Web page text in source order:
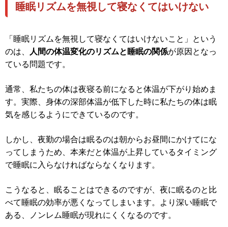
睡眠リズムを無視して寝なくてはいけない
「睡眠リズムを無視して寝なくてはいけないこと」という
のは、
人間の体温変化のリズムと睡眠の関係が原因となっ
ている問題です。
通常、私たちの体は夜寝る前になると体温が下がり始めま
す。実際、身体の深部体温が低下した時に私たちの体は眠
気を感じるようにできているのです。
しかし、夜勤の場合は眠るのは朝からお昼間にかけてにな
ってしまうため、本来だと体温が上昇しているタイミング
で睡眠に入らなければならなくなります。
こうなると、眠ることはできるのですが、夜に眠るのと比
べて睡眠の効率が悪くなってしまいます。より深い睡眠で
ある、ノンレム睡眠が現れにくくなるのです。